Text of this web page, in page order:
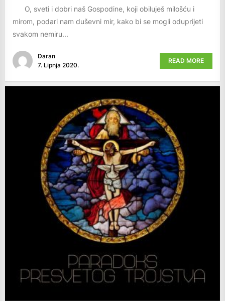
O, sveti i dobri naš Gospodine, koji obiluješ milošću i
mirom, podari nam duševni mir, kako bi se mogli oduprijeti
svakom nemiru...
Daran
7. Lipnja 2020.
READ MORE